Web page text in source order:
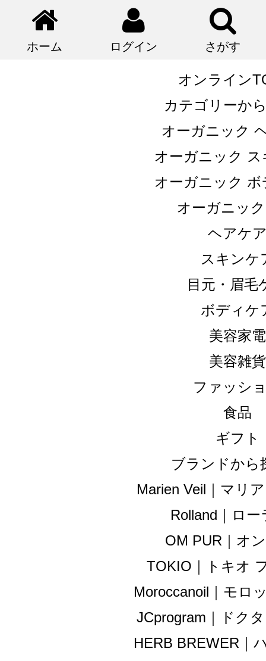
ホーム ログイン さがす
オンライン
カテゴリーか
オーガニック
オーガニック
オーガニック
オーガニッ
ヘアケ
スキンケ
目元・眉毛
ボディケ
美容家電
美容雑貨
ファッシ
食品
ギフト
ブランドから
Marien Veil｜マリ
Rolland｜ロー
OM PUR｜オ
TOKIO｜トキオ
Moroccanoil｜モロ
JCprogram｜ドク
HERB BREWER｜